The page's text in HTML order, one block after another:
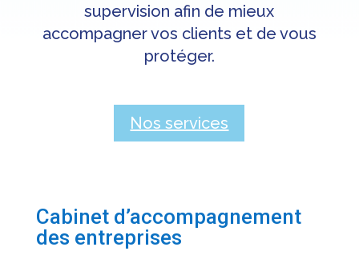
supervision afin de mieux
accompagner vos clients et de vous
protéger.
Nos services
Cabinet d’accompagnement
des entreprises